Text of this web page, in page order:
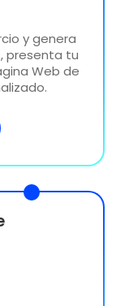
y genera
presenta tu
Web de